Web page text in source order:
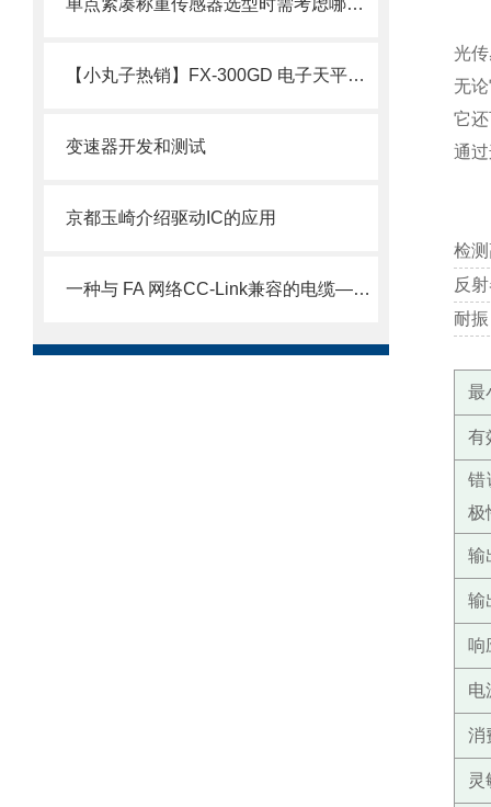
单点紧凑称重传感器选型时需考虑哪些事项？
【小丸子热销】FX-300GD 电子天平，日本原装
变速器开发和测试
京都玉崎介绍驱动IC的应用
一种与 FA 网络CC-Link兼容的电缆——CC-LINK电缆
光
无
它
通
检
反
耐
最
有
错
极
输
输
响
电
消
灵